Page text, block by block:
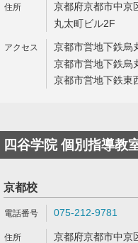
京都府京都市中京
丸太町ビル2F
京都市営地下鉄烏
京都市営地下鉄烏
京都市営地下鉄東
四谷学院 個別指導教
京都校
075-212-9781
京都府京都市中京